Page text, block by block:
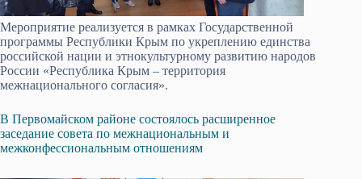
Мероприятие реализуется в рамках Государственной
программы Республики Крым по укреплению единства
российской нации и этнокультурному развитию народов
России «Республика Крым – территория
межнационального согласия».
В Первомайском районе состоялось расширенное
заседание совета по межнациональным и
межконфессиональным отношениям